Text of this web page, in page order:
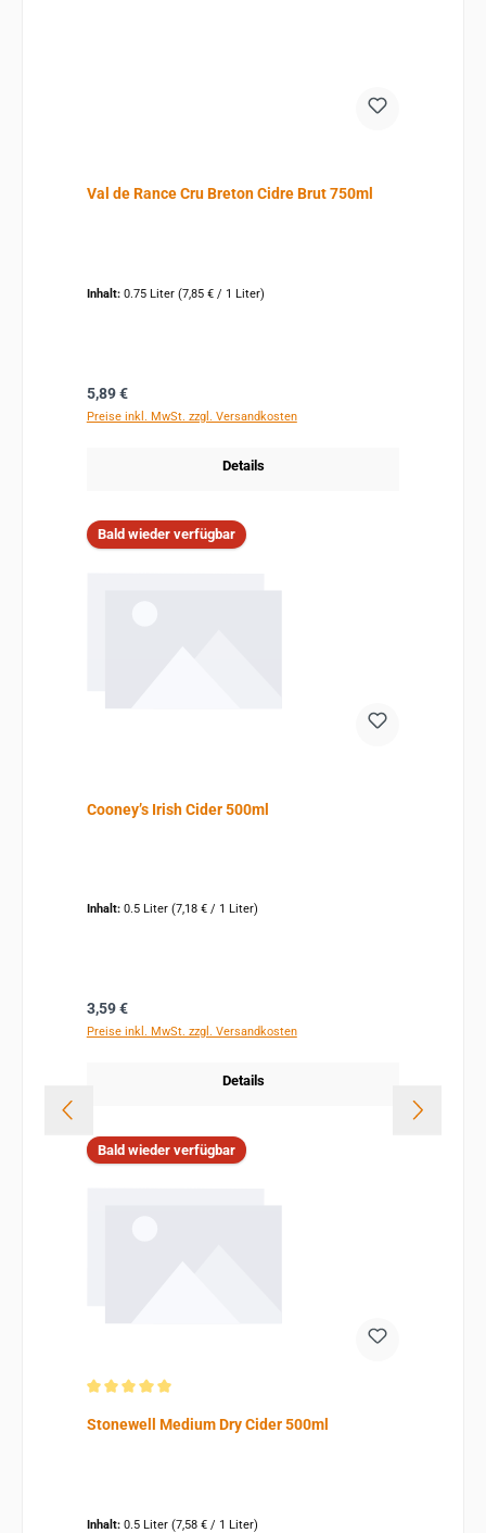
Val de Rance Cru Breton Cidre Brut 750ml
Inhalt: 0.75 Liter (7,85 € / 1 Liter)
Regulärer Preis:
5,89 €
Preise inkl. MwSt. zzgl. Versandkosten
Details
Bald wieder verfügbar
Cooney’s Irish Cider 500ml
Inhalt: 0.5 Liter (7,18 € / 1 Liter)
Regulärer Preis:
3,59 €
Preise inkl. MwSt. zzgl. Versandkosten
Details
Bald wieder verfügbar
Stonewell Medium Dry Cider 500ml
Inhalt: 0.5 Liter (7,58 € / 1 Liter)